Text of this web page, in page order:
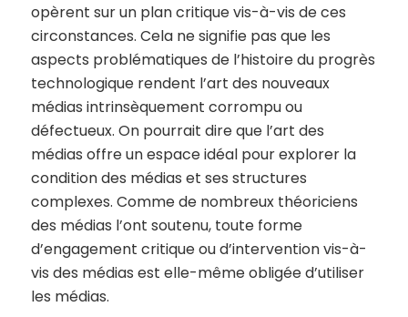
opèrent sur un plan critique vis-à-vis de ces
circonstances. Cela ne signifie pas que les
aspects problématiques de l’histoire du progrès
technologique rendent l’art des nouveaux
médias intrinsèquement corrompu ou
défectueux. On pourrait dire que l’art des
médias offre un espace idéal pour explorer la
condition des médias et ses structures
complexes. Comme de nombreux théoriciens
des médias l’ont soutenu, toute forme
d’engagement critique ou d’intervention vis-à-
vis des médias est elle-même obligée d’utiliser
les médias.